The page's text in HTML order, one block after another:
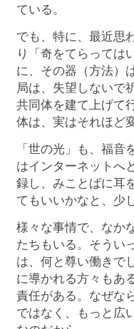
ている。
でも、特に、最近思
り「奇をてらっては
に、その器（方法）
局は、失望しないで
共同体を建て上げて
体は、実はそれほど
「世の光」も、福
はインターネットへ
録し、みことばに耳
てもいいかなと、少
様々な事情で、なか
たちもいる。そうい
は、何と尊い働きで
に導かれる方々もあ
責任がある。なぜな
ではなく、もっと広